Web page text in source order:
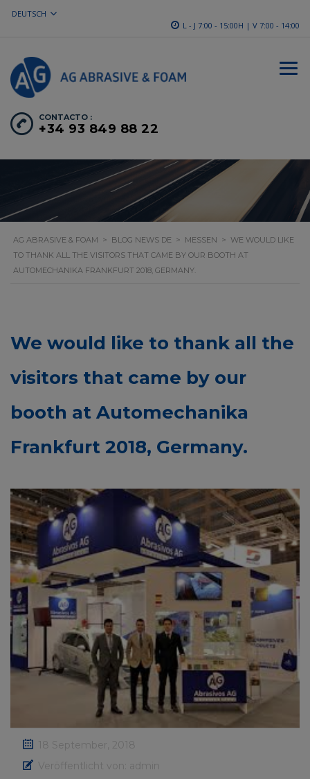
DEUTSCH
L - J 7:00 - 15:00H | V 7:00 - 14:00
CONTACTO :
+34 93 849 88 22
AG ABRASIVE & FOAM > BLOG NEWS DE > MESSEN > WE WOULD LIKE
TO THANK ALL THE VISITORS THAT CAME BY OUR BOOTH AT
AUTOMECHANIKA FRANKFURT 2018, GERMANY.
We would like to thank all the
visitors that came by our
booth at Automechanika
Frankfurt 2018, Germany.
18 September, 2018
Veröffentlicht von:
admin